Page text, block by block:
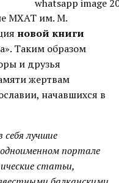
МХАТ им. М.
новой книги
Таким образом
и друзья
жертвам
начавшихся в
себя лучшие
портале
статьи,